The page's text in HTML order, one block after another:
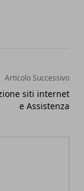
Articolo Successivo
siti internet
e Assistenza